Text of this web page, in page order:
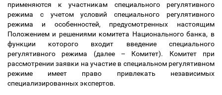
применяются к участникам специального регулятивного
режима с учетом условий специального регулятивного
режима и особенностей, предусмотренных настоящим
Положением и решениями комитета Национального банка, в
функции которого входит введение специального
регулятивного режима (далее – Комитет). Комитет при
рассмотрении заявки на участие в специальном регулятивном
режиме имеет право привлекать независимых
специализированных экспертов.